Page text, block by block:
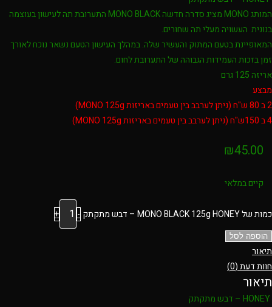
המותג MONO מציג סדרה חדשה MONO BLACK התערובת תה לעישון בעוצמה
בנונית העשויה מעלי תה שחורים.
המאופיינת בטעם המתוק והעשיר שלה. במהלך העישון הטעם נשאר נוכח לאורך
זמן בזכות העמידות הגבוהה של התערובת לחום.
אריזה 125 גרם
מבצע
2 ב 80 ש"ח (ניתן לערבב בין טעמים באריזות MONO 125g)
4 ב 150ש"ח (ניתן לערבב בין טעמים באריזות MONO 125g)
₪45.00
קיים במלאי
כמות של MONO BLACK 125g HONEY – דבש מתקתק -
+
הוספה לסל
תיאור
חוות דעת (0)
תיאור